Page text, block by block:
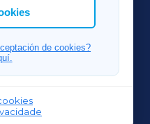
de cookies?